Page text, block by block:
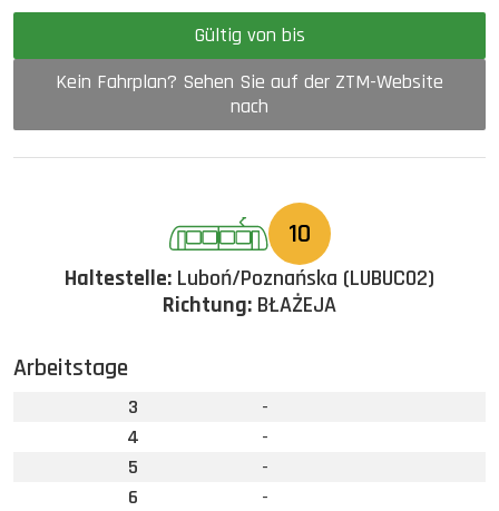
Gültig von bis
Kein Fahrplan? Sehen Sie auf der ZTM-Website
nach
10
Haltestelle: Luboń/Poznańska (LUBUC02)
Richtung: BŁAŻEJA
Arbeitstage
3
-
4
-
5
-
6
-